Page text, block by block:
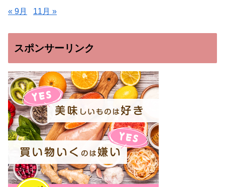
« 9月 11月 »
スポンサーリンク